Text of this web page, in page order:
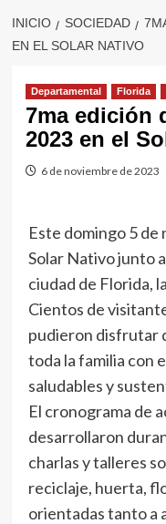
INICIO SOCIEDAD
EN EL SOLAR NATIVO
Departamental Florida
7ma edición
2023 en el
6 de noviembre de 2023
Este domingo 5 de
Solar Nativo junto
ciudad de Florida,
Cientos de
pudieron disfrutar
toda la familia con
saludables y
El cronograma de
desarrollaron
charlas y talleres
reciclaje, huerta,
orientadas tanto a